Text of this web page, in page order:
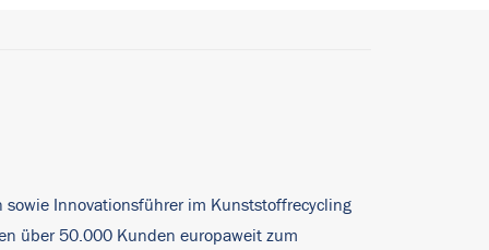
Innovationsführer im Kunststoffrecycling
über 50.000 Kunden europaweit zum